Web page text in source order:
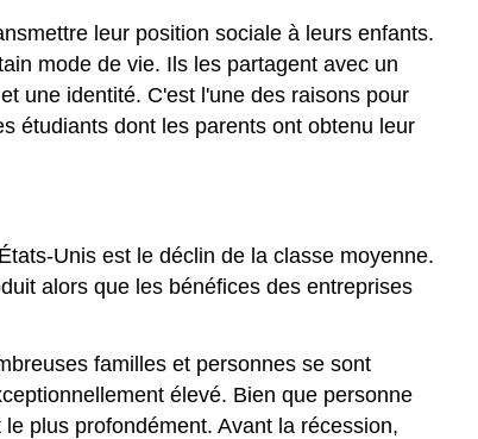
leur position sociale à leurs enfants.
mode de vie. Ils les partagent avec un
une identité. C'est l'une des raisons pour
étudiants dont les parents ont obtenu leur
Unis est le déclin de la classe moyenne.
alors que les bénéfices des entreprises
familles et personnes se sont
élevé. Bien que personne
plus profondément. Avant la récession,